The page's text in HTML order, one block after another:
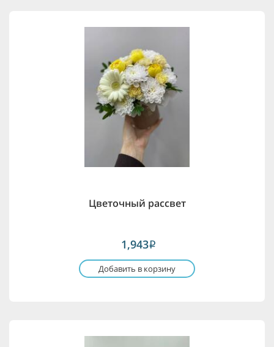
Цветочный рассвет
1,943i
Добавить в корзину